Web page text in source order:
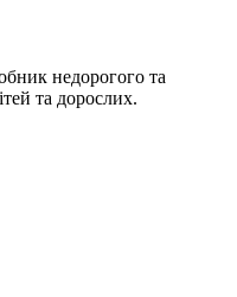
недорогого та
та дорослих.